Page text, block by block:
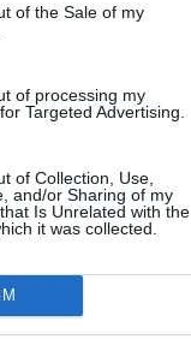
of the Sale of my
of processing my
Targeted Advertising.
of Collection, Use,
and/or Sharing of my
Is Unrelated with the
it was collected.
Publicidad